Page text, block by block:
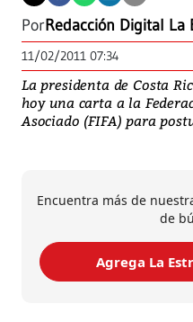
PorRedacción Digital La
11/02/2011 07:34
La presidenta de Costa
hoy una carta a la
Asociado (FIFA) para
Encuentra más de
de
Agrega La